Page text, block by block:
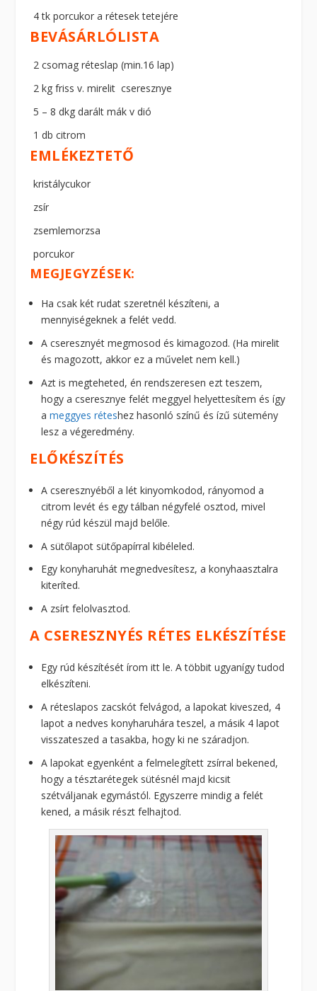
4 tk porcukor a rétesek tetejére
BEVÁSÁRLÓLISTA
2 csomag réteslap (min.16 lap)
2 kg friss v. mirelit cseresznye
5 – 8 dkg darált mák v dió
1 db citrom
EMLÉKEZTETŐ
kristálycukor
zsír
zsemlemorzsa
porcukor
MEGJEGYZÉSEK:
Ha csak két rudat szeretnél készíteni, a
mennyiségeknek a felét vedd.
A cseresznyét megmosod és kimagozod. (Ha mirelit
és magozott, akkor ez a művelet nem kell.)
Azt is megteheted, én rendszeresen ezt teszem,
hogy a cseresznye felét meggyel helyettesítem és így
ameggyes réteshez hasonló színű és ízű sütemény
lesz a végeredmény.
ELŐKÉSZÍTÉS
A cseresznyéből a lét kinyomkodod, rányomod a
citrom levét és egy tálban négyfelé osztod, mivel
négy rúd készül majd belőle.
A sütőlapot sütőpapírral kibéleled.
Egy konyharuhát megnedvesítesz, a konyhaasztalra
kiteríted.
A zsírt felolvasztod.
A CSERESZNYÉS RÉTES ELKÉSZÍTÉSE
Egy rúd készítését írom itt le. A többit ugyanígy tudod
elkészíteni.
A réteslapos zacskót felvágod, a lapokat kiveszed, 4
lapot a nedves konyharuhára teszel, a másik 4 lapot
visszateszed a tasakba, hogy ki ne száradjon.
A lapokat egyenként a felmelegített zsírral bekened,
hogy a tésztarétegek sütésnél majd kicsit
szétváljanak egymástól. Egyszerre mindig a felét
kened, a másik részt felhajtod.